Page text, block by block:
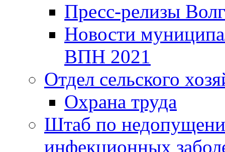
Пресс-релизы
Новости
ВПН 2021
Отдел сельского
Охрана труда
Штаб по
инфекционных